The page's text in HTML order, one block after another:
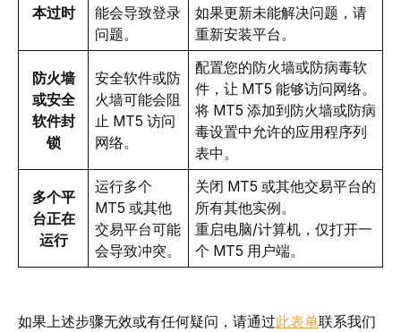
本过时
能会导致登录
问题。
如果更新未能解决问题，请
重新安装平台。
防火墙
或安全
软件封
锁
安全软件或防
火墙可能会阻
止 MT5 访问
网络。
配置您的防火墙或防病毒软
件，让 MT5 能够访问网络。
将 MT5 添加到防火墙或防病
毒设置中允许的应用程序列
表中。
多个平
台正在
运行
运行多个
MT5 或其他
交易平台可能
会导致冲突。
关闭 MT5 或其他交易平台的
所有其他实例。
重启电脑/计算机，仅打开一
个 MT5 用户端。
如果上述步骤无效或有任何疑问，请通过此表单联系我们